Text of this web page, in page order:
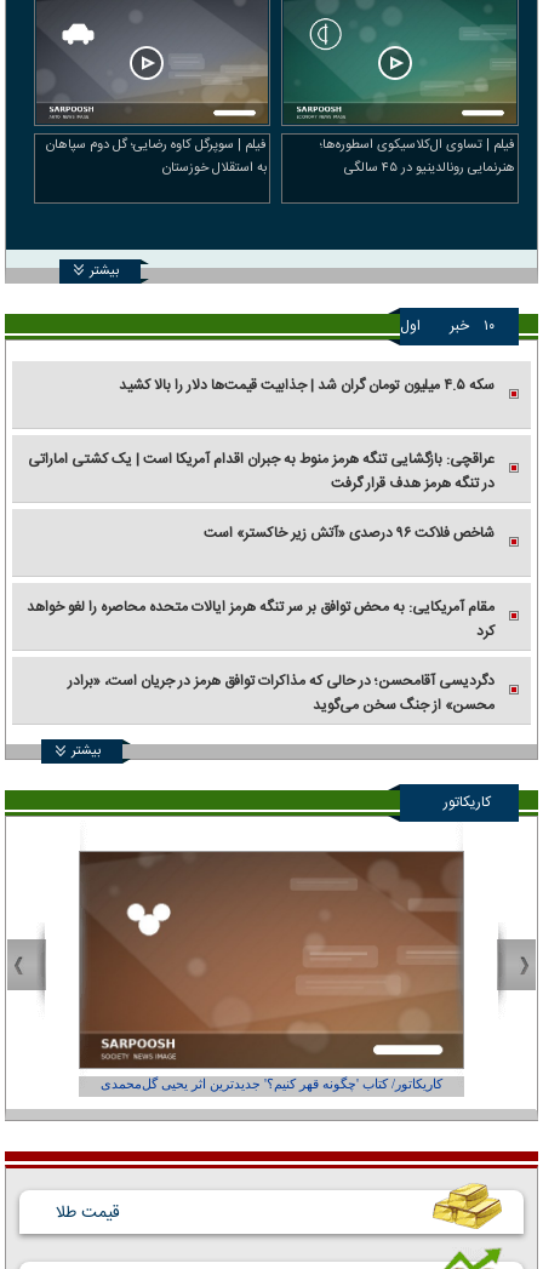
فیلم | تساوی ال‌کلاسیکوی اسطوره‌ها؛
هنرنمایی رونالدینیو در ۴۵ سالگی
فیلم | سوپرگل کاوه رضایی؛ گل دوم سپاهان
به استقلال خوزستان
بیشتر
۱۰ خبر اول
سکه ۴.۵ میلیون تومان گران شد | جذابیت قیمت‌ها دلار را بالا کشید
عراقچی: بازگشایی تنگه هرمز منوط به جبران اقدام آمریکا است | یک کشتی اماراتی
در تنگه هرمز هدف قرار گرفت
شاخص فلاکت ۹۶ درصدی «آتش زیر خاکستر» است
مقام آمریکایی: به محض توافق بر سر تنگه هرمز ایالات متحده محاصره را لغو خواهد
کرد
دگردیسی آقامحسن؛ در حالی که مذاکرات توافق هرمز در جریان است، «برادر
محسن» از جنگ سخن می‌گوید
بیشتر
کاریکاتور
کاریکاتور/ کتاب 'چگونه قهر کنیم؟' جدیدترین اثر یحیی گل‌محمدی
قیمت طلا